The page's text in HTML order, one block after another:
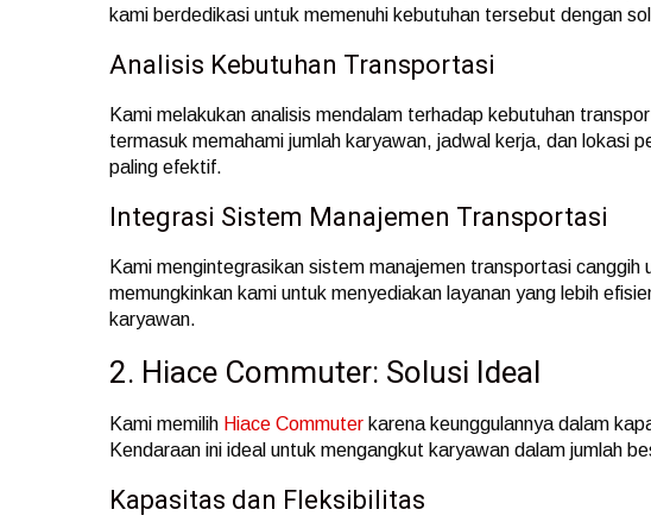
kami berdedikasi untuk memenuhi kebutuhan tersebut dengan
Analisis Kebutuhan Transportasi
Kami melakukan analisis mendalam terhadap kebutuhan
termasuk memahami jumlah karyawan, jadwal kerja, dan lokasi
paling efektif.
Integrasi Sistem Manajemen Transportasi
Kami mengintegrasikan sistem manajemen transportasi
memungkinkan kami untuk menyediakan layanan yang lebih
karyawan.
2. Hiace Commuter: Solusi Ideal
Kami memilih Hiace Commuter karena keunggulannya dalam
Kendaraan ini ideal untuk mengangkut karyawan dalam jumlah
Kapasitas dan Fleksibilitas